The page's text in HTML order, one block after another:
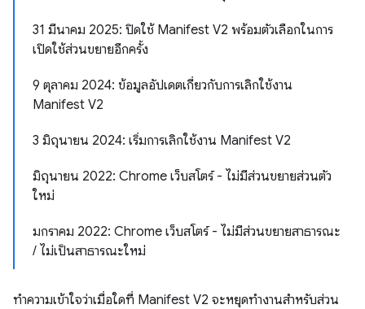
31 มีนาคม 2025: ปิดใช้ Manifest V2 พร้อมตัวเลือกในการ
เปิดใช้ส่วนขยายอีกครั้ง
9 ตุลาคม 2024: ข้อมูลอัปเดตเกี่ยวกับการเลิกใช้งาน
Manifest V2
3 มิถุนายน 2024: เริ่มการเลิกใช้งาน Manifest V2
มิถุนายน 2022: Chrome เว็บสโตร์ - ไม่มีส่วนขยายส่วนตัว
ใหม่
มกราคม 2022: Chrome เว็บสโตร์ - ไม่มีส่วนขยายสาธารณะ
/ ไม่เป็นสาธารณะใหม่
ทำความเข้าใจว่าเมื่อใดที่ Manifest V2 จะหยุดทำงานสำหรับส่วน